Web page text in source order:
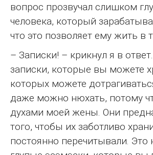
вопрос прозвучал слишком
человека, который
что это позволяет ему жить в
– Записки! – крикнул я в
записки, которые вы можете
которых можете
даже можно нюхать, потому
духами моей жены. Они
того, чтобы их заботливо
постоянно перечитывали. Это